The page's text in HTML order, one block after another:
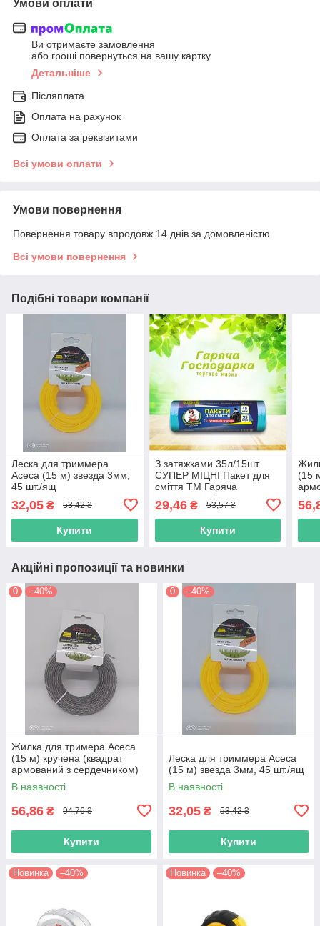
Умови оплати
Ви отримаєте замовлення
або гроші повернуться на вашу картку
Детальніше
Післяплата
Оплата на рахунок
Оплата за реквізитами
Всі умови оплати
Умови повернення
Повернення товару впродовж 14 днів за домовленістю
Всі умови повернення
Подібні товари компанії
Леска для триммера
Асеса (15 м) звезда 3мм,
45 шт./ящ
32,05 ₴ 53,42 ₴
Купити
З затяжками 35л/15шт
СУПЕР МІЦНІ Пакет для
сміття ТМ Гаряча
Господарка (51*53 см) 13
г/м² 80шт/ящ 19824
29,46₴ 53,57 ₴
Купити
(15
45
Акційні пропозиції та новинки
0 –40%
Жилка для тримера Асеса
(15 м) кручена (квадрат
армований з сердечником)
3мм, (сіра) 45 шт./ящ 38315
В наявності
56,86 ₴ 94,76 ₴
Купити
0 –40%
Леска для триммера Асеса
(15 м) звезда 3мм, 45 шт./ящ
В наявності
32,05 ₴ 53,42 ₴
Купити
Новинка –40% Новинка –40%